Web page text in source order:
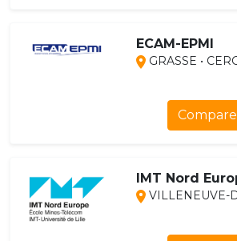
ECAM-EPMI
GRASSE •
IMT Nord
VILLENEUVE-